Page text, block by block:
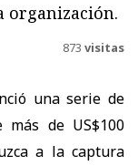
organización.
873 visitas
una serie de
de US$100
a la captura